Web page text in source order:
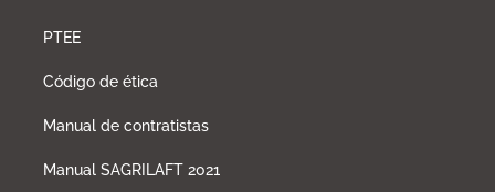
PTEE
Código de ética
Manual de contratistas
Manual SAGRILAFT 2021